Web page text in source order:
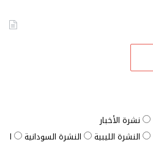
نشرة الأخبار
النشرة الليبية
النشرة السودانية